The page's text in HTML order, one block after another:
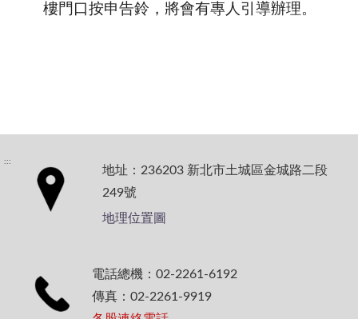
樓門口按申告鈴，將會有專人引導辦理。
:::
地址：236203 新北市土城區金城路二段
249號
地理位置圖
電話總機：02-2261-6192
傳真：02-2261-9919